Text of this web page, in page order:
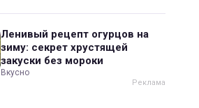
Ленивый рецепт огурцов на
зиму: секрет хрустящей
закуски без мороки
Вкусно